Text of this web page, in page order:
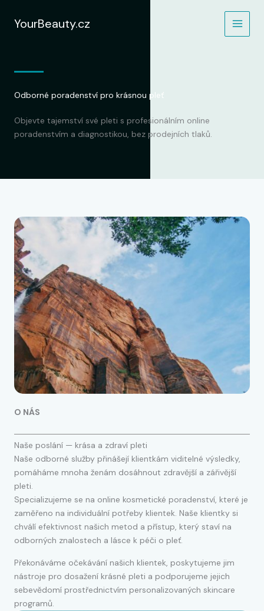
YourBeauty.cz
Odborné poradenství pro krásnou pleť
Objevte tajemství své pleti s profesionálním online
poradenstvím a diagnostikou, bez prodejních tlaků.
O NÁS
Naše poslání — krása a zdraví pleti
Naše odborné služby přinášejí klientkám viditelné výsledky,
pomáháme mnoha ženám dosáhnout zdravější a zářivější
pleti.
Specializujeme se na online kosmetické poradenství, které je
zaměřeno na individuální potřeby klientek. Naše klientky si
chválí efektivnost našich metod a přístup, který staví na
odborných znalostech a lásce k péči o pleť.
Překonáváme očekávání našich klientek, poskytujeme jim
nástroje pro dosažení krásné pleti a podporujeme jejich
sebevědomí prostřednictvím personalizovaných skincare
programů.